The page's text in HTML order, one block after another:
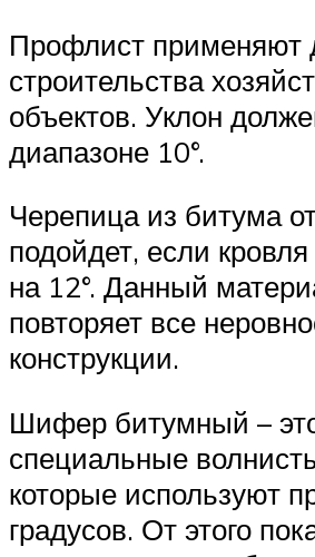
Профлист применяют
строительства
объектов. Уклон
диапазоне 10°.
Черепица из битума
подойдет, если
на 12°. Данный
повторяет все
конструкции.
Шифер битумный –
специальные
которые используют
градусов. От этого